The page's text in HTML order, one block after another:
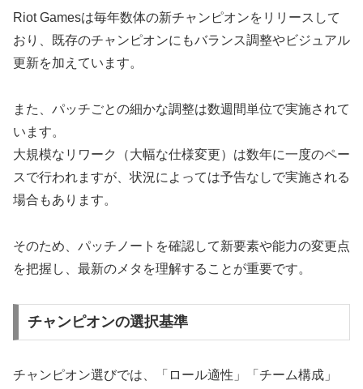
Riot Gamesは毎年数体の新チャンピオンをリリースして
おり、既存のチャンピオンにもバランス調整やビジュアル
更新を加えています。
また、パッチごとの細かな調整は数週間単位で実施されて
います。
大規模なリワーク（大幅な仕様変更）は数年に一度のペー
スで行われますが、状況によっては予告なしで実施される
場合もあります。
そのため、パッチノートを確認して新要素や能力の変更点
を把握し、最新のメタを理解することが重要です。
チャンピオンの選択基準
チャンピオン選びでは、「ロール適性」「チーム構成」